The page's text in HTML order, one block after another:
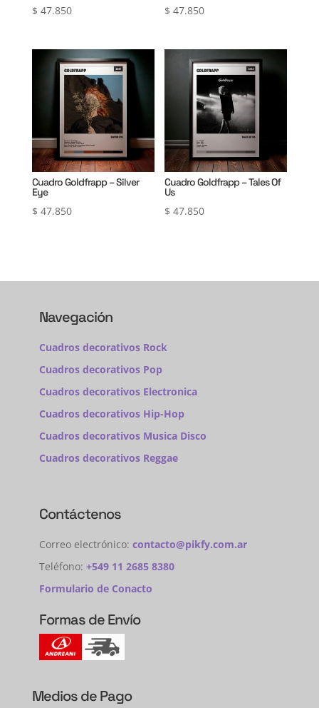
$ 47.850 $ 47.850
Cuadro Goldfrapp – Silver
Eye
$ 47.850
Cuadro Goldfrapp – Tales Of
Us
$ 47.850
Navegación
Cuadros decorativos Rock
Cuadros decorativos Pop
Cuadros decorativos Electronica
Cuadros decorativos Hip-Hop
Cuadros decorativos Musica Disco
Cuadros decorativos Reggae
Contáctenos
Correo electrónico: contacto@pikfy.com.ar
Teléfono: +549 11 2685 8380
Formulario de Conacto
Formas de Envío
Medios de Pago